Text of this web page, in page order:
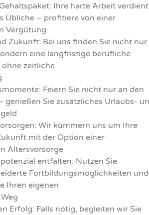
Ihre harte Arbeit verdient
Übliche – profitiere von einer
Vergütung
Zukunft: Bei uns finden Sie nicht nur
eine langfristige berufliche
ohne zeitliche
Feiern Sie nicht nur an den
genießen Sie zusätzliches Urlaubs-
Wir kümmern uns um Ihre
mit der Option einer
Altersvorsorge
entfalten: Nutzen Sie
Fortbildungsmöglichkeiten und
Ihren eigenen
Erfolg: Falls nötig, begleiten wir Sie